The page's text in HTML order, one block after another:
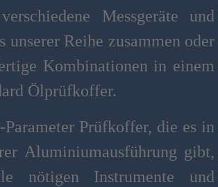
Messgeräte und
unserer Reihe zusammen oder
Kombinationen in einem
Ölprüfkoffer.
Prüfkoffer, die es in
Aluminiumausführung gibt,
nötigen Instrumente und